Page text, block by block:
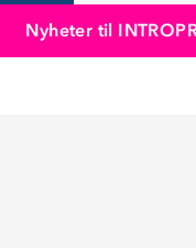
Nyheter til